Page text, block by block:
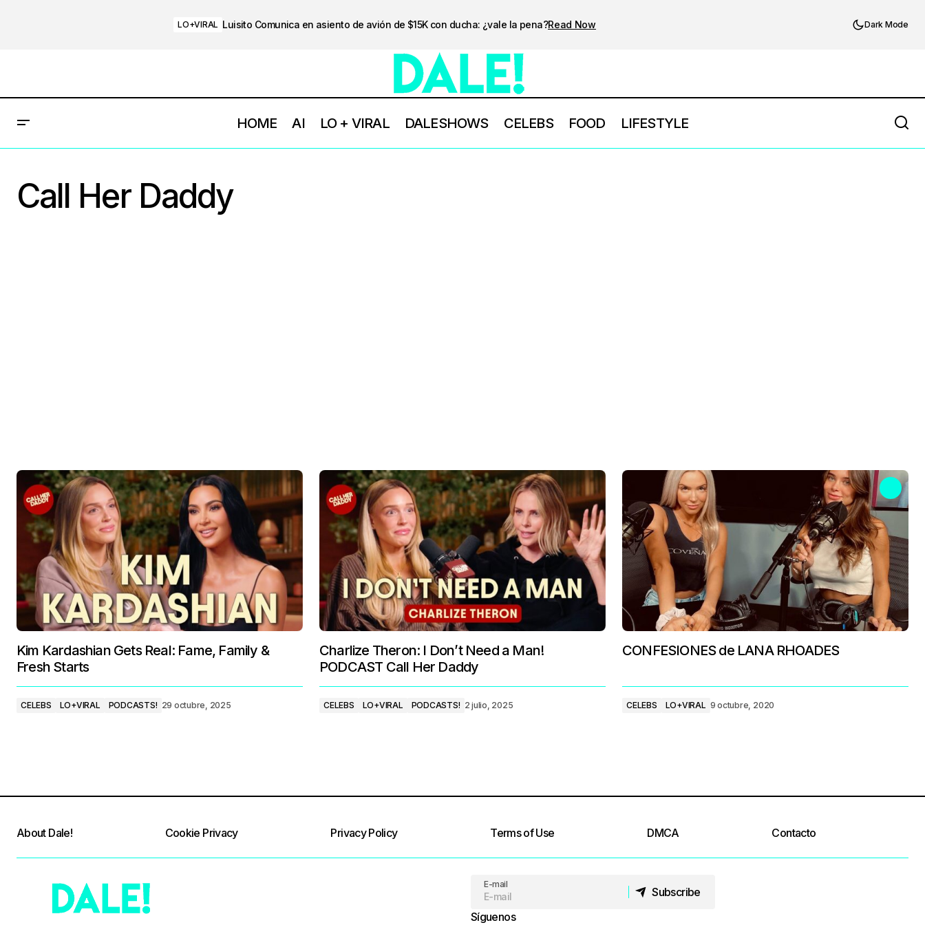
LO+VIRAL Luisito Comunica en asiento de avión de $15K con ducha: ¿vale la pena?Read Now Dark Mode
HOME AI LO + VIRAL DALESHOWS CELEBS FOOD LIFESTYLE
Call Her Daddy
Kim Kardashian Gets Real: Fame, Family &
Fresh Starts
CELEBS LO+VIRAL PODCASTS! 29 octubre, 2025
Charlize Theron: I Don’t Need a Man!
PODCAST Call Her Daddy
CELEBS LO+VIRAL PODCASTS! 2 julio, 2025
CONFESIONES de LANA RHOADES
CELEBS LO+VIRAL 9 octubre, 2020
About Dale! Cookie Privacy Privacy Policy Terms of Use DMCA Contacto
E-mail
Subscribe
Síguenos